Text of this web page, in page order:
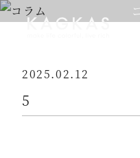
2025.02.12
5